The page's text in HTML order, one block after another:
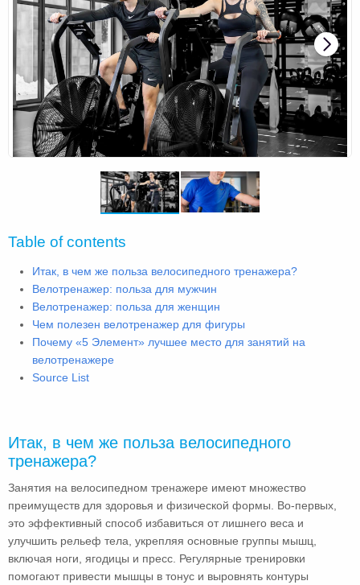
Table of contents
Итак, в чем же польза велосипедного тренажера?
Велотренажер: польза для мужчин
Велотренажер: польза для женщин
Чем полезен велотренажер для фигуры
Почему «5 Элемент» лучшее место для занятий на
велотренажере
Source List
Итак, в чем же польза велосипедного
тренажера?
Занятия на велосипедном тренажере имеют множество
преимуществ для здоровья и физической формы. Во-первых,
это эффективный способ избавиться от лишнего веса и
улучшить рельеф тела, укрепляя основные группы мышц,
включая ноги, ягодицы и пресс. Регулярные тренировки
помогают привести мышцы в тонус и выровнять контуры